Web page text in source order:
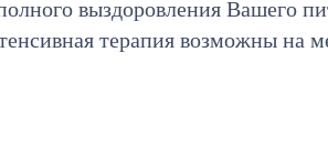
выздоровления Вашего
терапия возможны на